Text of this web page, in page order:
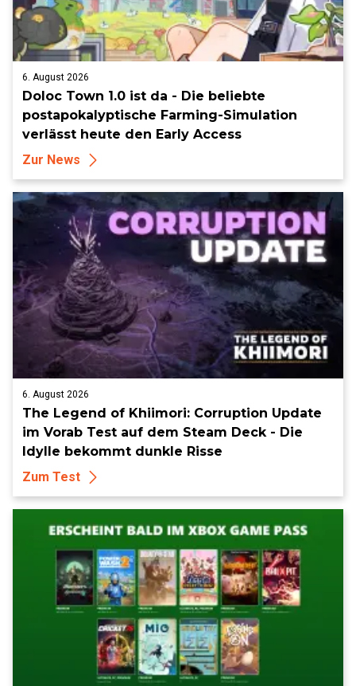
6. August 2026
Doloc Town 1.0 ist da - Die beliebte
postapokalyptische Farming-Simulation
verlässt heute den Early Access
Zur News
6. August 2026
The Legend of Khiimori: Corruption Update
im Vorab Test auf dem Steam Deck - Die
Idylle bekommt dunkle Risse
Zum Test